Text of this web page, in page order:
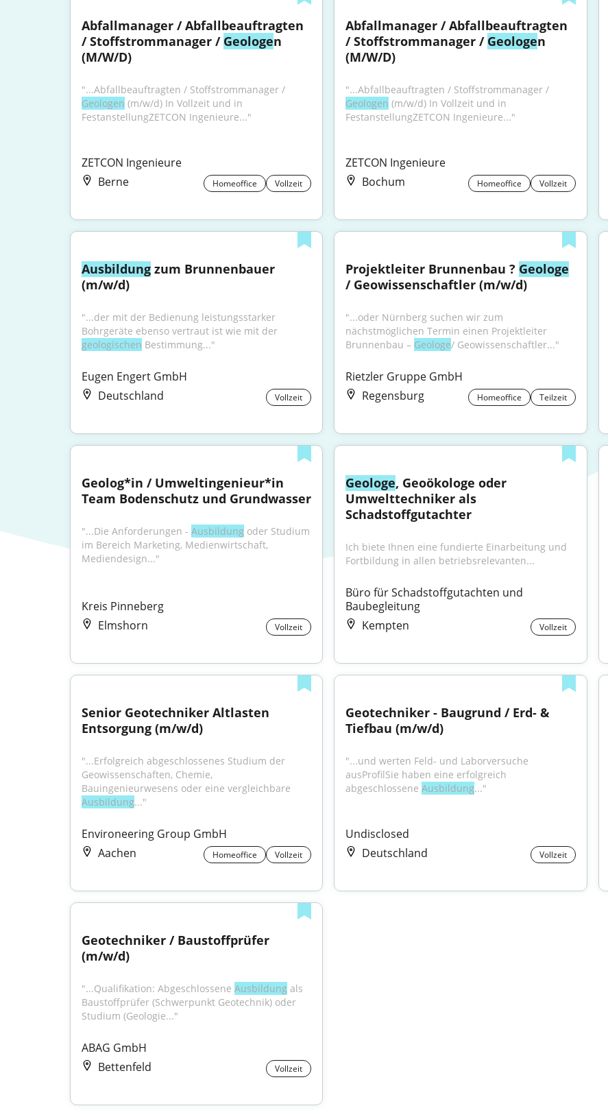
Abfallmanager / Abfallbeauftragten
/ Stoffstrommanager / Geologen
(M/W/D)
Geologen (m/w/d) In Vollzeit und in
FestanstellungZETCON Ingenieure..."
ZETCON Ingenieure
Berne
Homeoffice Vollzeit
Abfallmanager / Abfallbeauftragten
/ Stoffstrommanager / Geologen
(M/W/D)
Geologen (m/w/d) In Vollzeit und in
FestanstellungZETCON Ingenieure..."
ZETCON Ingenieure
Bochum
Homeoffice Vollzeit
Ausbildung zum Brunnenbauer
(m/w/d)
"...der mit der Bedienung leistungsstarker
geologischen Bestimmung..."
Eugen Engert GmbH
Deutschland
Vollzeit
Projektleiter Brunnenbau ? Geologe
/ Geowissenschaftler (m/w/d)
"...oder Nürnberg suchen wir zum
nächstmöglichen Termin einen Projektleiter
Brunnenbau – Geologe/ Geowissenschaftler..."
Rietzler Gruppe GmbH
Regensburg
Homeoffice Teilzeit
Geolog*in / Umweltingenieur*in
Team Bodenschutz und Grundwasser
"...Die Anforderungen - Ausbildung oder Studium
im Bereich Marketing, Medienwirtschaft,
Mediendesign..."
Kreis Pinneberg
Elmshorn
Vollzeit
Geologe, Geoökologe oder
Umwelttechniker als
Schadstoffgutachter
Ich biete Ihnen eine fundierte Einarbeitung und
Fortbildung in allen betriebsrelevanten...
Büro für Schadstoffgutachten und
Baubegleitung
Kempten
Vollzeit
Senior Geotechniker Altlasten
Entsorgung (m/w/d)
"...Erfolgreich abgeschlossenes Studium der
Geowissenschaften, Chemie,
Ausbildung..."
Environeering Group GmbH
Aachen
Homeoffice Vollzeit
Geotechniker - Baugrund / Erd- &
Tiefbau (m/w/d)
"...und werten Feld- und Laborversuche
ausProfilSie haben eine erfolgreich
abgeschlossene Ausbildung..."
Undisclosed
Deutschland
Vollzeit
Geotechniker / Baustoffprüfer
(m/w/d)
"...Qualifikation: Abgeschlossene Ausbildung als
Baustoffprüfer (Schwerpunkt Geotechnik) oder
Studium (Geologie..."
ABAG GmbH
Bettenfeld
Vollzeit